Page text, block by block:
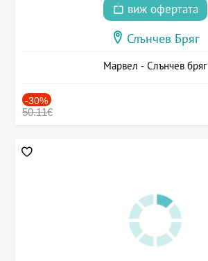
виж офертата
Слънчев Бряг
Марвел - Слънчев бряг
-30%
50.11€